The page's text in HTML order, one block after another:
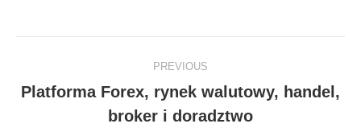
navigation
PREVIOUS
Previous
post:
Platforma Forex, rynek walutowy, handel,
broker i doradztwo